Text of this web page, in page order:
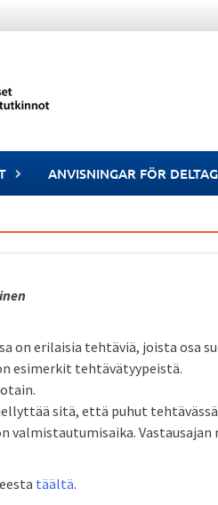
ANVISNINGAR FÖR
on erilaisia tehtäviä, joista osa
esimerkit tehtävätyypeistä.
sitä, että puhut
valmistautumisaika.
täältä.